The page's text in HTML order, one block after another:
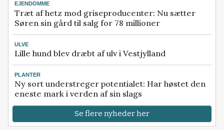
EJENDOMME
Træt af hetz mod griseproducenter: Nu sætter
Søren sin gård til salg for 78 millioner
ULVE
Lille hund blev dræbt af ulv i Vestjylland
PLANTER
Ny sort understreger potentialet: Har høstet den
eneste mark i verden af sin slags
Se flere nyheder her